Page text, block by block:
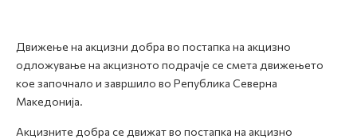
Контакт
Е-Весник
Движење на акцизни добра во постапка на акцизно
одложување на акцизното подрачје се смета движењето
кое започнало и завршило во Република Северна
Македонија.
Акцизните добра се движат во постапка на акцизно